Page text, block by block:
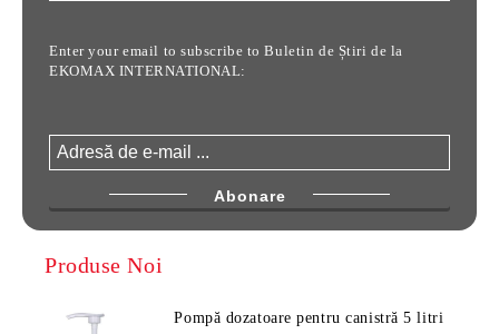
Enter your email to subscribe to Buletin de Știri de la
EKOMAX INTERNATIONAL:
Produse Noi
Pompă dozatoare pentru canistră 5 litri